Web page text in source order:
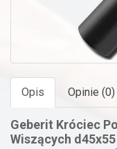
Opis Opinie (0)
Geberit Króciec
Wiszących